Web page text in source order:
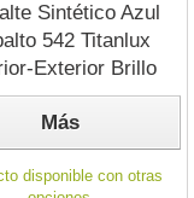
Sintético Azul
542 Titanlux
Exterior Brillo
Más
disponible con otras